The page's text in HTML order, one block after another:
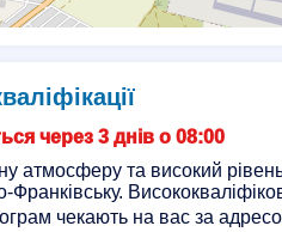
через 3 днів о 08:00
атмосферу та високий
чекають на вас за